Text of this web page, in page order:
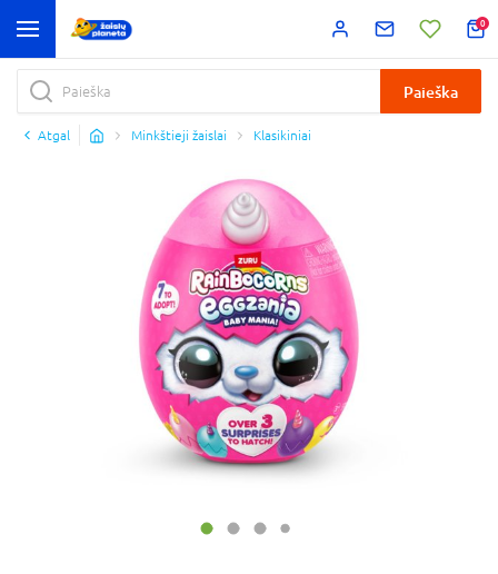
0
Paieška
Atgal Minkštieji žaislai Klasikiniai